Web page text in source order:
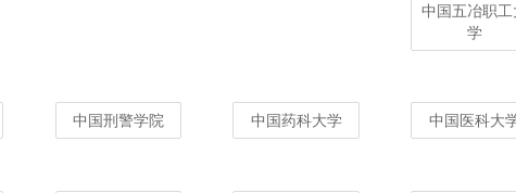
中国五冶职工
学
中国刑警学院 中国药科大学 中国医科大